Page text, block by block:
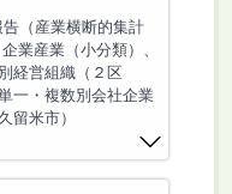
告（産業横断的集計
業産業（小分類）、
経営組織（２区
一・複数別会社企業
留米市）